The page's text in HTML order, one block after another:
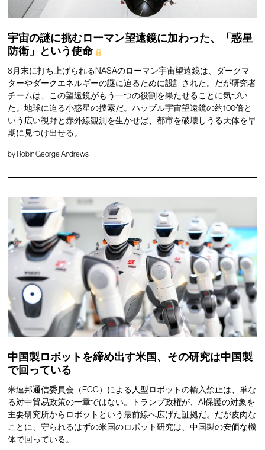
宇宙の謎に挑むローマン望遠鏡に加わった、「惑星
防衛」という使命
8月末に打ち上げられるNASAのローマン宇宙望遠鏡は、ダークマ
ターやダークエネルギーの謎に迫るために設計された。だが研究者
チームは、この望遠鏡がもう一つの役割を果たせることに気づい
た。地球に迫る小惑星の捜索だ。ハッブル宇宙望遠鏡の約100倍と
いう広い視野と赤外線観測を生かせば、都市を破壊しうる天体を早
期に見つけ出せる。
byRobin George Andrews
中国製ロボットを締め出す米国、その研究は中国製
で回っている
米連邦通信委員会（FCC）による人型ロボットの輸入禁止は、単な
る対中貿易政策の一章ではない。トランプ政権が、AI保護の対象を
主要研究所からロボットという最前線へ広げた証拠だ。だが皮肉な
ことに、守られるはずの米国のロボット研究は、中国製の安価な機
体で回っている。